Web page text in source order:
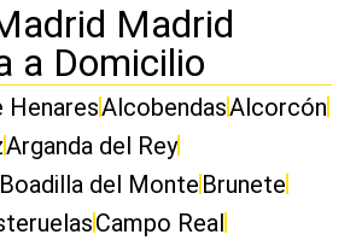
Madrid
a Domicilio
HenaresAlcobendasAlcorcón
Arganda del Rey
Boadilla del Monte Brunete
Campo Real